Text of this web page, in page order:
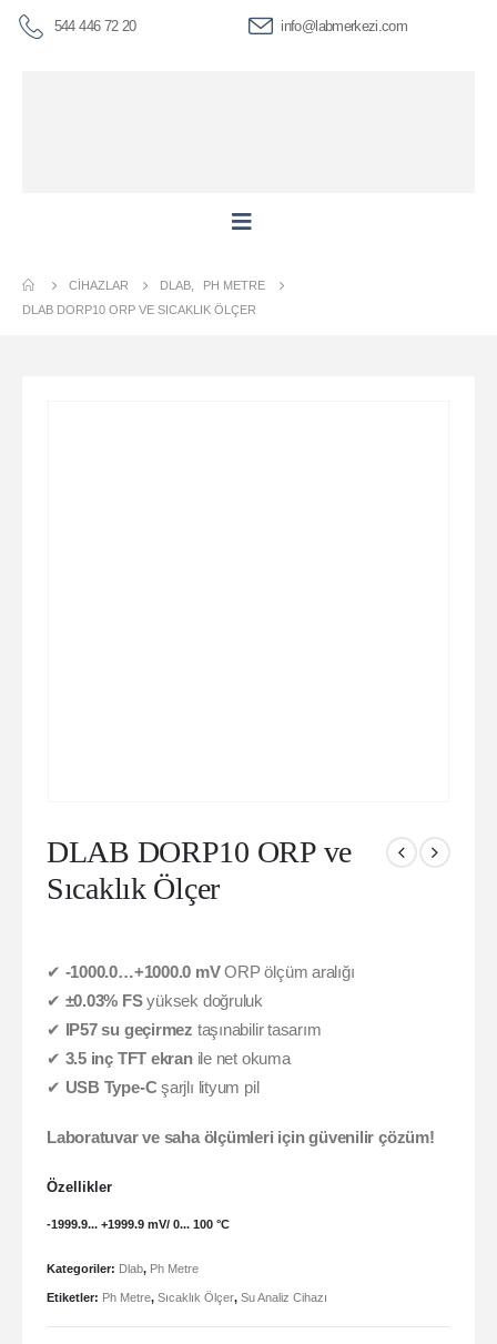
544 446 72 20 info@labmerkezi.com
CIHAZLAR DLAB
PH METRE
DLAB DORP10 ORP VE SICAKLIK ÖLÇER
DLAB DORP10 ORP ve
Sıcaklık Ölçer
✔ -1000.0…+1000.0 mVORP ölçüm aralığı
✔ ±0.03% FSyüksek doğruluk
✔
IP57 su geçirmez taşınabilir tasarım
✔ 3.5 inç TFT ekranile net okuma
✔ USB Type-C şarjlı lityum pil
Laboratuvar ve saha ölçümleri için güvenilir çözüm!
Özellikler
-1999.9... +1999.9 mV/ 0... 100 °C
Kategoriler: Dlab, Ph Metre
Etiketler: Ph Metre, Sıcaklık Ölçer, Su Analiz Cihazı